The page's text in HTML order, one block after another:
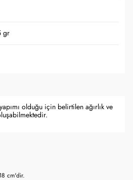
gr
olduğu için belirtilen ağırlık ve
cm'dir.